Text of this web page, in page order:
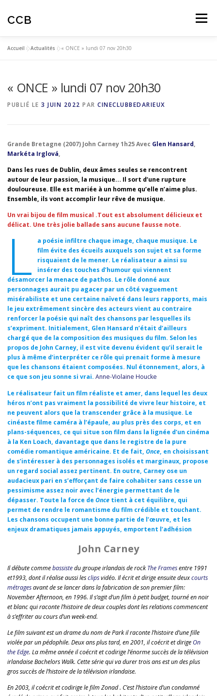
contenu
CCB Menu
ARTICLES AVIS SPECTATEURS
Accueil »Actualités »« ONCE » lundi 07 nov 20h30
« ONCE » lundi 07 nov 20h30
PUBLIÉ LE 3 JUIN 2022 PAR CINECLUBBEDARIEUX
Grande Bretagne (2007) John Carney 1h25 Avec Glen Hansard,
Markéta Irglová,
Dans les rues de Dublin, deux âmes seules se rencontrent
autour de leur passion, la musique… Il sort d’une rupture
douloureuse. Elle est mariée à un homme qu’elle n’aime plus.
Ensemble, ils vont accomplir leur rêve de musique.
Un vrai bijou de film musical .Tout est absolument délicieux et
délicat. Une très jolie ballade sans aucune fausse note.
L
a poésie infiltre chaque image, chaque musique. Le
film évite des écueils auxquels son sujet et sa forme
risquaient de le mener. Le réalisateur a ainsi su
insérer des touches d’humour qui viennent
désamorcer la menace de pathos. Le rôle donné aux
personnages aurait pu agacer par un côté vaguement
misérabiliste et une certaine naïveté dans leurs rapports, mais
le jeu extrêmement sincère des acteurs vient au contraire
renforcer la poésie qui naît des chansons par lesquelles ils
s’expriment. Initialement, Glen Hansard n’était d’ailleurs
chargé que de la composition des musiques du film. Selon les
propos de John Carney, il est vite devenu évident qu’il serait le
plus à même d’interpréter ce rôle qui prenait forme à mesure
que les chansons étaient composées. Nul étonnement, alors, à
ce que son jeu sonne si vrai. Anne-Violaine Houcke
Le réalisateur fait un film réaliste et amer, dans lequel les deux
héros n’ont pas vraiment la possibilité de vivre leur histoire, et
ne peuvent alors que la transcender grâce à la musique. Le
cinéaste filme caméra à l’épaule, au plus près des corps, et en
plans-séquences, ce qui situe son film dans la lignée d’un cinéma
à la Ken Loach, davantage que dans le registre de la pure
comédie romantique américaine. Et de fait, Once, en choisissant
de s’intéresser à des personnages isolés et marginaux, propose
un regard social assez pertinent. En outre, Carney ose un
audacieux pari en s’efforçant de faire cohabiter sans cesse un
pessimisme assez noir avec l’énergie permettant de le
dépasser. Toute la force de Once tient à cet équilibre, qui
permet de rendre le romantisme du film crédible et touchant.
Les chansons occupent une bonne partie de l’œuvre, et les
enjeux dramatiques jamais appuyés, emportent l’adhésion
John Carney
Il débute commebassistedu groupe irlandais de rock The Framesentre 1991
et1993, dont il réalise aussi lesclipsvidéo. Il écrit et dirige ensuite deuxcourts
métragesavant de se lancer dans la fabrication de son premier film:
November Afternoon, en 1996. Il s’agit d’un film à petit budget, tourné en noir
et blanc qui raconte l’histoire de deux couples dont les relations commencent
à s’effriter au cours d’un week-end.
Le film suivant est un drame du nom de Park il raconte l’histoire d’une fille
violée par un pédophile. Deux ans plus tard, en 2001, il coécrit et dirige On
the Edge. La même année il coécrit et codirige l’énorme succès de la télévision
irlandaise Bachelors Walk. Cette série qui va durer trois ans est un des plus
gros succès de l’histoire de la télévision irlandaise.
En 2003, il coécrit et codirige le film Zonad . C’est l’histoire d’un condamné